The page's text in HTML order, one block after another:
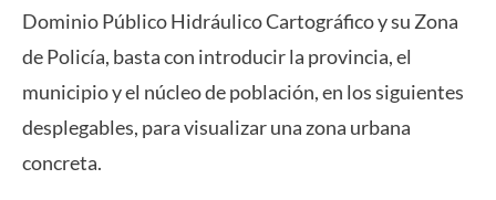
Dominio Público Hidráulico Cartográfico y su Zona
de Policía, basta con introducir la provincia, el
municipio y el núcleo de población, en los siguientes
desplegables, para visualizar una zona urbana
concreta.